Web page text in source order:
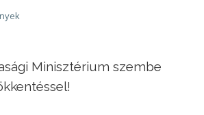
Minisztérium szembe